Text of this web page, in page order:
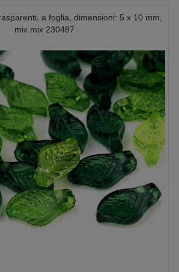
a foglia, dimensioni: 5 x 10 mm,
mix mix 230487